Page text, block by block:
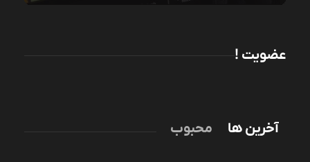
عضویت !
آخرین ها محبوب